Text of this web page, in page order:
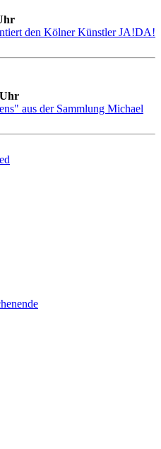
den Kölner Künstler JA!DA!
aus der Sammlung Michael